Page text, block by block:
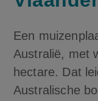
Een
Australië, met
hectare. Dat
Australische